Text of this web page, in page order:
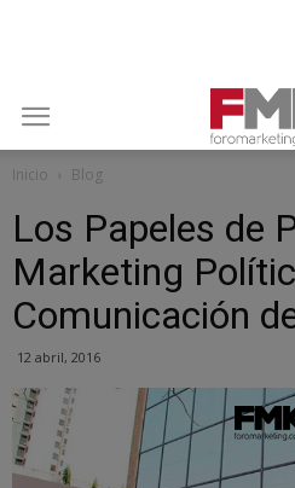
Inicio Blog
Los Papeles de
Marketing
Comunicación
12 abril, 2016